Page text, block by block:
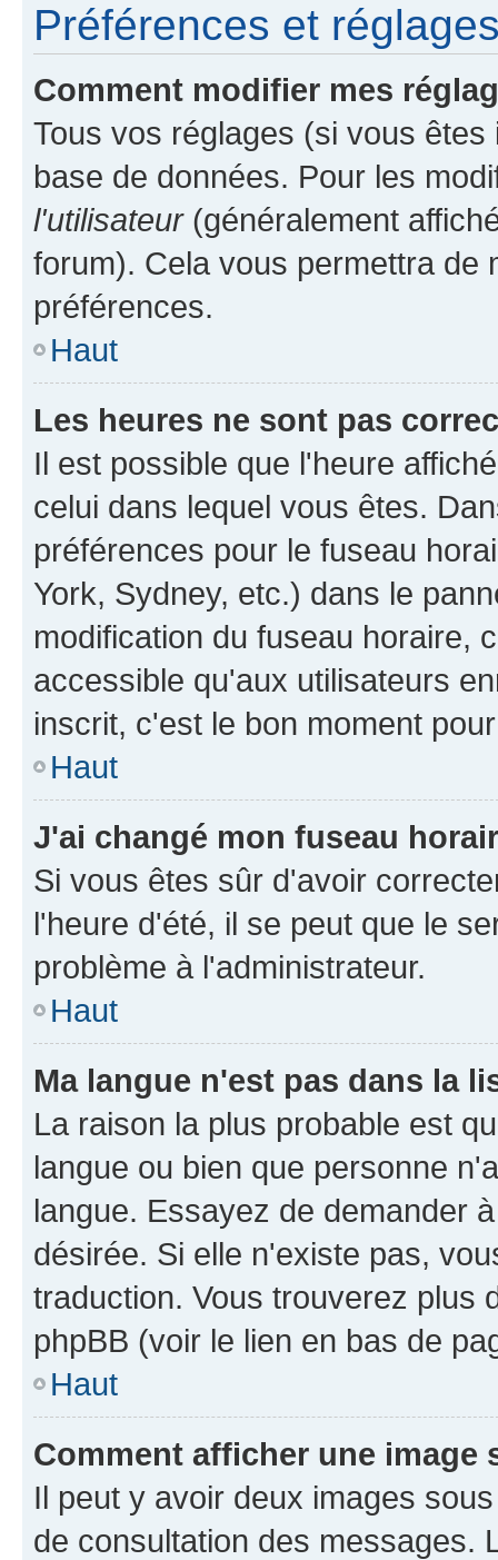
Préférences et
Comment modifier mes
Tous vos réglages (si vous
base de données. Pour les
l'utilisateur(généralement
forum). Cela vous permettra de
préférences.
Haut
Les heures ne sont pas
Il est possible que l'heure
celui dans lequel vous êtes.
préférences pour le fuseau
York, Sydney, etc.) dans le
modification du fuseau horaire,
accessible qu'aux utilisateurs
inscrit, c'est le bon moment
Haut
J'ai changé mon fuseau
Si vous êtes sûr d'avoir
l'heure d'été, il se peut que le
problème à l'administrateur.
Haut
Ma langue n'est pas dans la
La raison la plus probable est
langue ou bien que personne
langue. Essayez de demander
désirée. Si elle n'existe pas,
traduction. Vous trouverez plus
phpBB (voir le lien en bas de
Haut
Comment afficher une image
Il peut y avoir deux images
de consultation des messages.